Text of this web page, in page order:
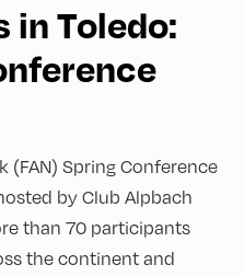
in Toledo:
(FAN) Spring Conference
by Club Alpbach
than 70 participants
the continent and